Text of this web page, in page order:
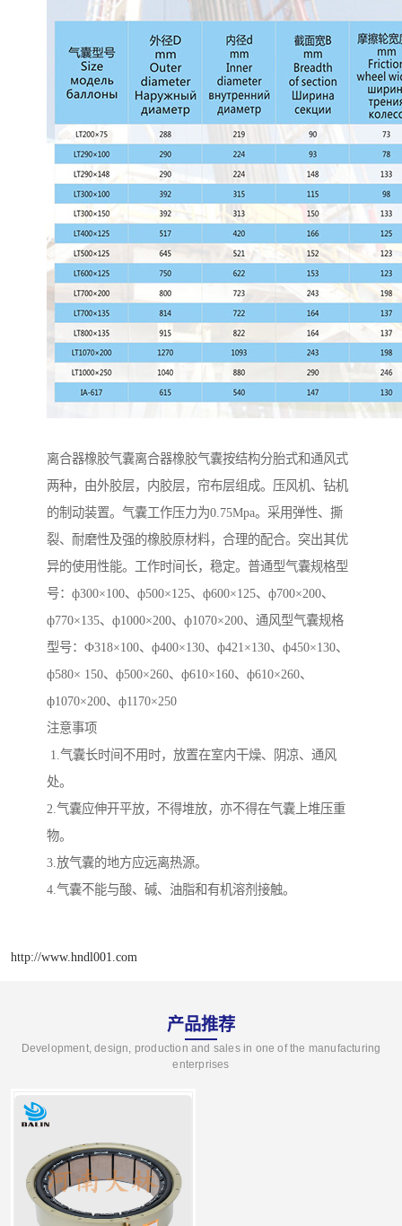
离合器橡胶气囊离合器橡胶气囊按结构分胎式和通风式
两种，由外胶层，内胶层，帘布层组成。压风机、钻机
的制动装置。气囊工作压力为0.75Mpa。采用弹性、撕
裂、耐磨性及强的橡胶原材料，合理的配合。突出其优
异的使用性能。工作时间长，稳定。普通型气囊规格型
号：ф300×100、ф500×125、ф600×125、ф700×200、
ф770×135、ф1000×200、ф1070×200、通风型气囊规格
型号：Ф318×100、ф400×130、ф421×130、ф450×130、
ф580× 150、ф500×260、ф610×160、ф610×260、
ф1070×200、ф1170×250
注意事项
1.气囊长时间不用时，放置在室内干燥、阴凉、通风
处。
2.气囊应伸开平放，不得堆放，亦不得在气囊上堆压重
物。
3.放气囊的地方应远离热源。
4.气囊不能与酸、碱、油脂和有机溶剂接触。
http://www.hndl001.com
产品推荐
Development, design, production and sales in one of the manufacturing
enterprises